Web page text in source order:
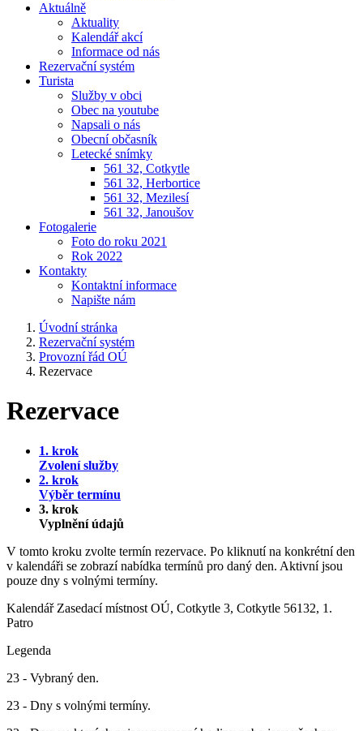
Aktuálně
Aktuality
Kalendář akcí
Informace od nás
Rezervační systém
Turista
Služby v obci
Obec na youtube
Napsali o nás
Obecní občasník
Letecké snímky
561 32, Cotkytle
561 32, Herbortice
561 32, Mezilesí
561 32, Janoušov
Fotogalerie
Foto do roku 2021
Rok 2022
Kontakty
Kontaktní informace
Napište nám
Úvodní stránka
Rezervační systém
Provozní řád OÚ
Rezervace
Rezervace
1. krok
Zvolení služby
2. krok
Výběr termínu
3. krok
Vyplnění údajů
V tomto kroku zvolte termín rezervace. Po kliknutí na konkrétní den
v kalendáři se zobrazí nabídka termínů pro daný den. Aktivní jsou
pouze dny s volnými termíny.
KalendářZasedací místnost OÚ, Cotkytle 3, Cotkytle 56132, 1.
Patro
Legenda
23 - Vybraný den.
23 - Dny s volnými termíny.